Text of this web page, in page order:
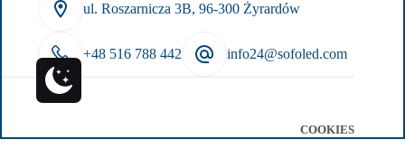
ul. Roszarnicza 3B, 96-300 Żyrardów
+48 516 788 442 info24@sofoled.com
COOKIES